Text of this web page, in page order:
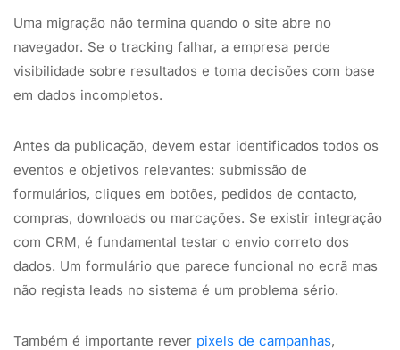
Uma migração não termina quando o site abre no
navegador. Se o tracking falhar, a empresa perde
visibilidade sobre resultados e toma decisões com base
em dados incompletos.
Antes da publicação, devem estar identificados todos os
eventos e objetivos relevantes: submissão de
formulários, cliques em botões, pedidos de contacto,
compras, downloads ou marcações. Se existir integração
com CRM, é fundamental testar o envio correto dos
dados. Um formulário que parece funcional no ecrã mas
não regista leads no sistema é um problema sério.
Também é importante rever pixels de campanhas,